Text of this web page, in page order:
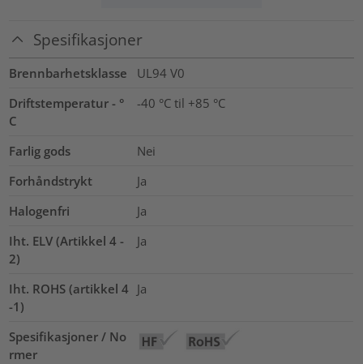
Spesifikasjoner
Brennbarhetsklasse
UL94 V0
Driftstemperatur - °
C
-40 °C til +85 °C
Farlig gods
Nei
Forhåndstrykt
Ja
Halogenfri
Ja
Iht. ELV (Artikkel 4 -
2)
Ja
Iht. ROHS (artikkel 4
-1)
Ja
Spesifikasjoner / No
rmer